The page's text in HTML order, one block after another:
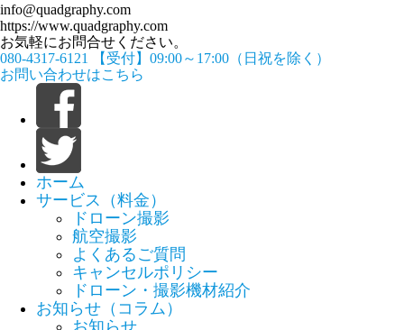
info@quadgraphy.com
https://www.quadgraphy.com
お気軽にお問合せください。
080-4317-6121
【受付】09:00～17:00（日祝を除く）
お問い合わせはこちら
ホーム
サービス（料金）
ドローン撮影
航空撮影
よくあるご質問
キャンセルポリシー
ドローン・撮影機材紹介
お知らせ（コラム）
お知らせ